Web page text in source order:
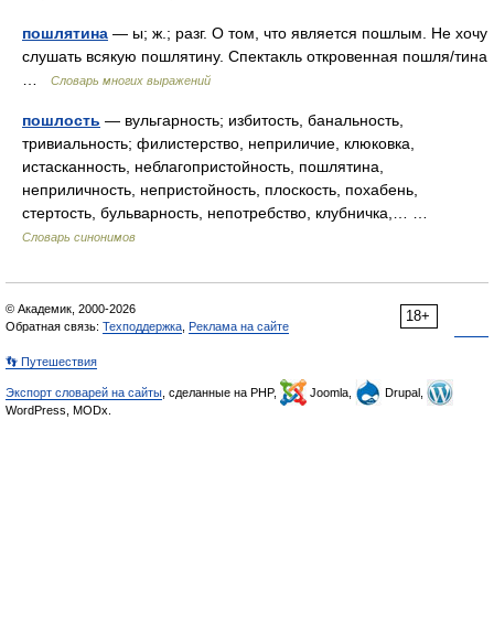
пошлятина — ы; ж.; разг. О том, что является пошлым. Не хочу
слушать всякую пошлятину. Спектакль откровенная пошля/тина
Словарь многих выражений
пошлость — вульгарность; избитость, банальность,
тривиальность; филистерство, неприличие, клюковка,
истасканность, неблагопристойность, пошлятина,
неприличность, непристойность, плоскость, похабень,
стертость, бульварность, непотребство, клубничка,… …
Словарь синонимов
18+
© Академик, 2000-2026
Обратная связь: Техподдержка Реклама на сайте
👣 Путешествия
Экспорт словарей на сайты , сделанные на PHP, Joomla,
Drupal,
WordPress, MODx.